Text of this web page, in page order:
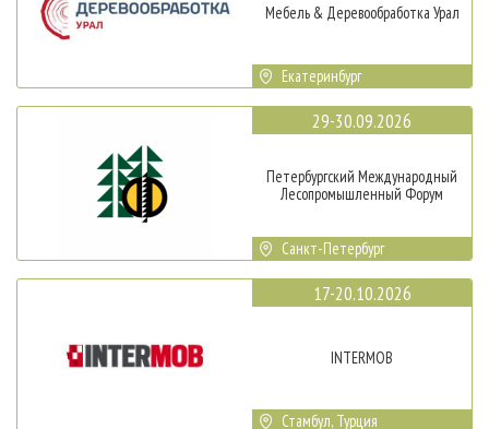
Мебель & Деревообработка Урал
Екатеринбург
29-30.09.2026
Петербургский Международный
Лесопромышленный Форум
Санкт-Петербург
17-20.10.2026
INTERMOB
Стамбул, Турция